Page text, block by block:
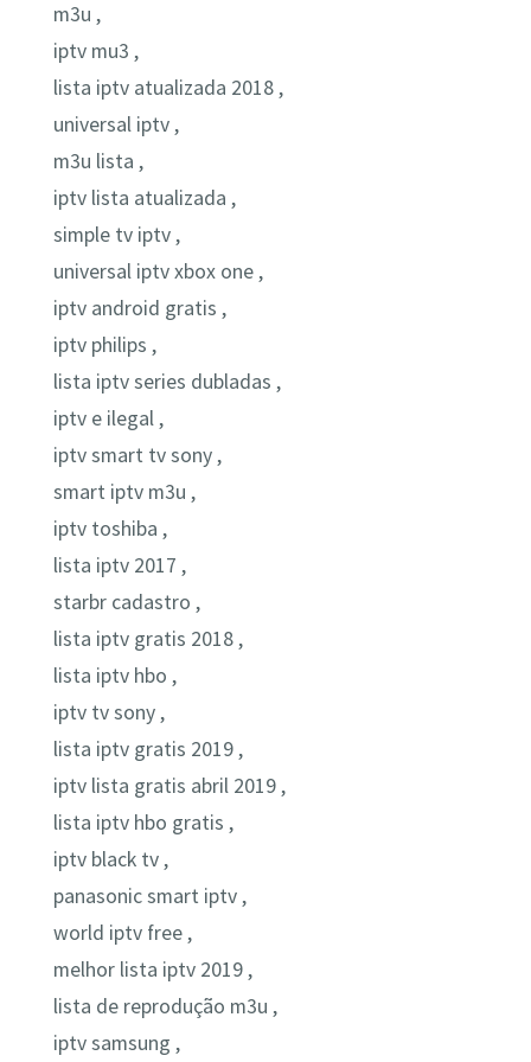
m3u ,
iptv mu3 ,
lista iptv atualizada 2018 ,
universal iptv ,
m3u lista ,
iptv lista atualizada ,
simple tv iptv ,
universal iptv xbox one ,
iptv android gratis ,
iptv philips ,
lista iptv series dubladas ,
iptv e ilegal ,
iptv smart tv sony ,
smart iptv m3u ,
iptv toshiba ,
lista iptv 2017 ,
starbr cadastro ,
lista iptv gratis 2018 ,
lista iptv hbo ,
iptv tv sony ,
lista iptv gratis 2019 ,
iptv lista gratis abril 2019 ,
lista iptv hbo gratis ,
iptv black tv ,
panasonic smart iptv ,
world iptv free ,
melhor lista iptv 2019 ,
lista de reprodução m3u ,
iptv samsung ,